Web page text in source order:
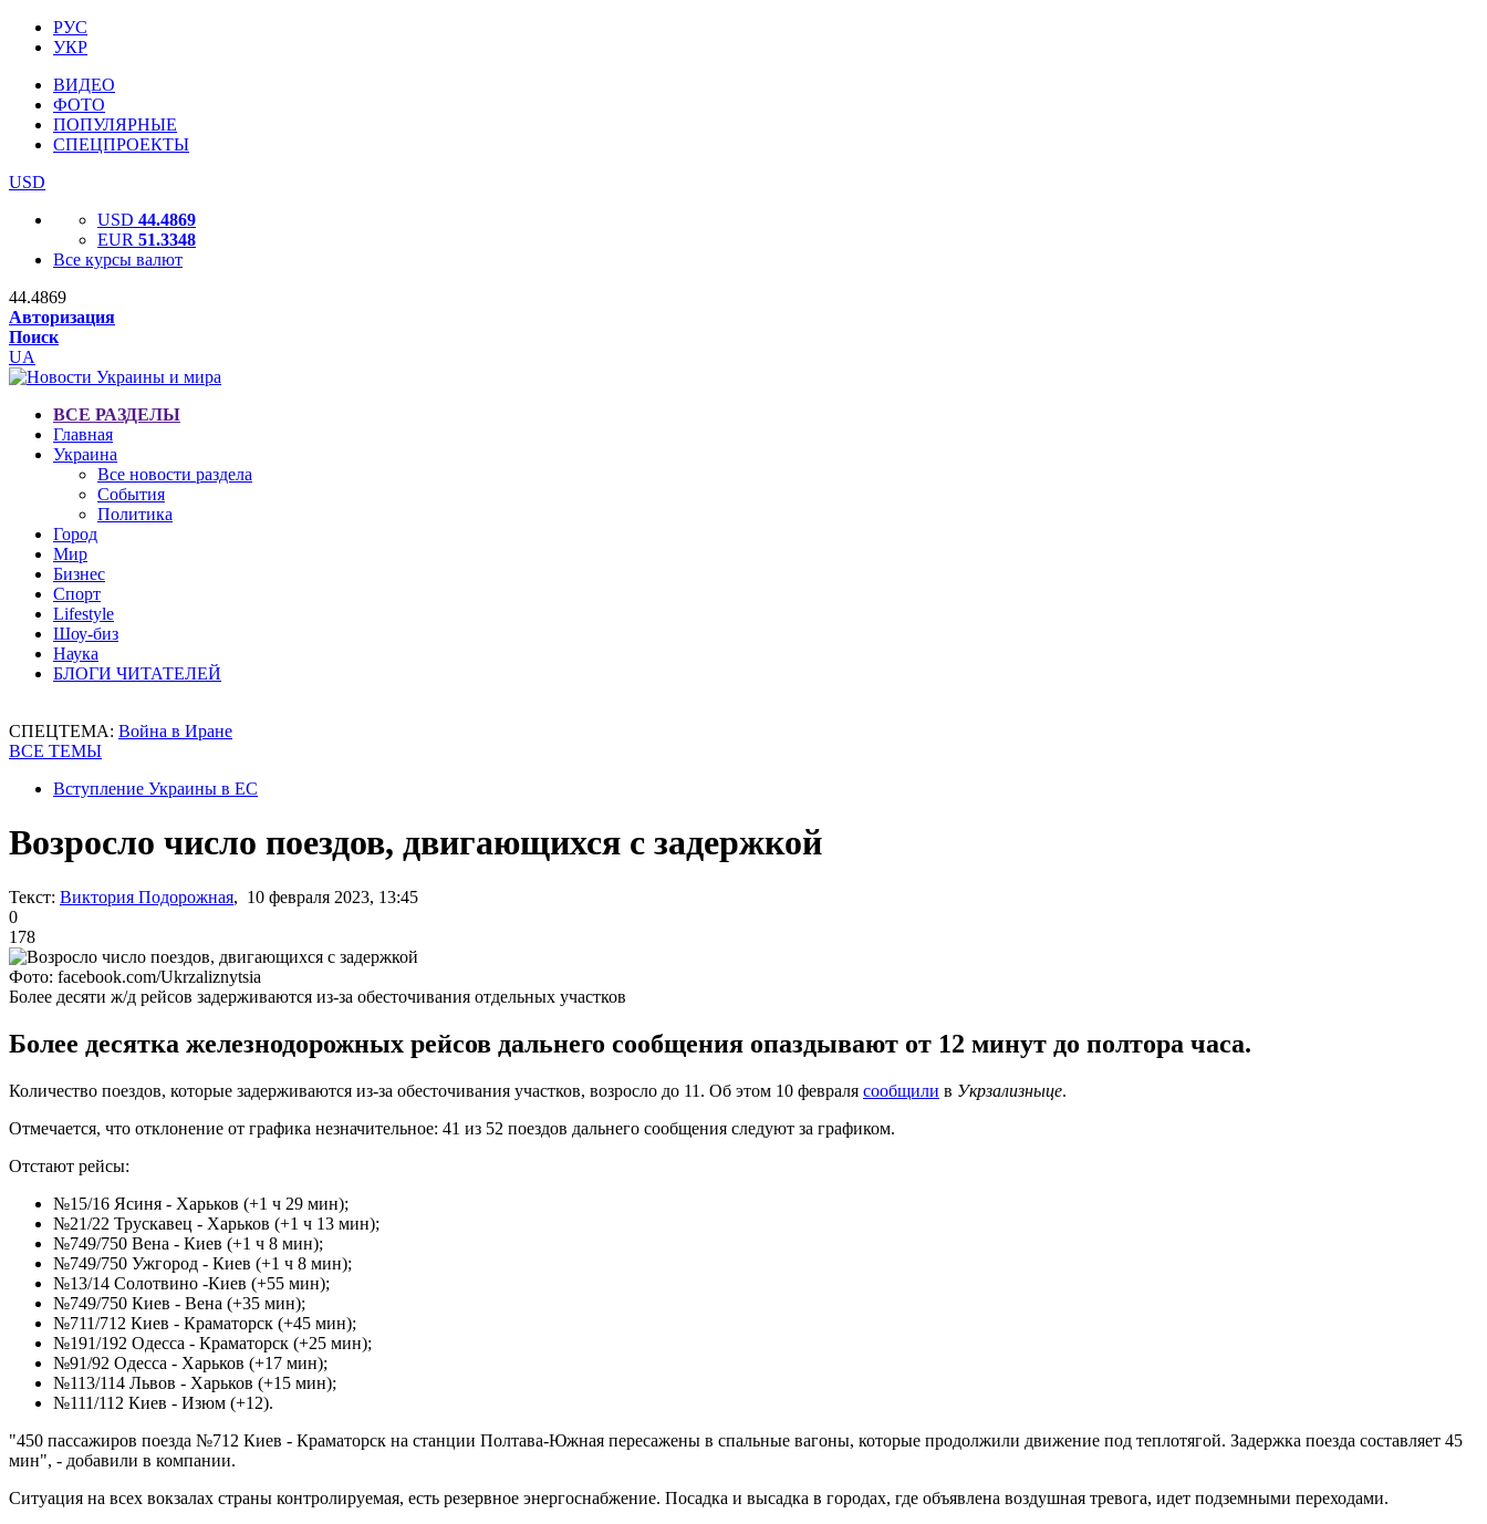
РУС
УКР
ВИДЕО
ФОТО
ПОПУЛЯРНЫЕ
СПЕЦПРОЕКТЫ
USD
USD 44.4869
EUR 51.3348
Все курсы валют
44.4869
Авторизация
Поиск
UA
ВСЕ РАЗДЕЛЫ
Главная
Украина
Все новости раздела
События
Политика
Город
Мир
Бизнес
Спорт
Lifestyle
Шоу-биз
Наука
БЛОГИ ЧИТАТЕЛЕЙ
СПЕЦТЕМА: Война в Иране
ВСЕ ТЕМЫ
Вступление Украины в ЕС
Возросло число поездов, двигающихся с задержкой
Текст: Виктория Подорожная, 10 февраля 2023, 13:45
0
178
Фото: facebook.com/Ukrzaliznytsia
Более десяти ж/д рейсов задерживаются из-за обесточивания отдельных участков
Более десятка железнодорожных рейсов дальнего сообщения опаздывают от 12 минут до полтора часа.
Количество поездов, которые задерживаются из-за обесточивания участков, возросло до 11. Об этом 10 февраля сообщили в Укрзализныце.
Отмечается, что отклонение от графика незначительное: 41 из 52 поездов дальнего сообщения следуют за графиком.
Отстают рейсы:
№15/16 Ясиня - Харьков (+1 ч 29 мин);
№21/22 Трускавец - Харьков (+1 ч 13 мин);
№749/750 Вена - Киев (+1 ч 8 мин);
№749/750 Ужгород - Киев (+1 ч 8 мин);
№13/14 Солотвино -Киев (+55 мин);
№749/750 Киев - Вена (+35 мин);
№711/712 Киев - Краматорск (+45 мин);
№191/192 Одесса - Краматорск (+25 мин);
№91/92 Одесса - Харьков (+17 мин);
№113/114 Львов - Харьков (+15 мин);
№111/112 Киев - Изюм (+12).
"450 пассажиров поезда №712 Киев - Краматорск на станции Полтава-Южная пересажены в спальные вагоны, которые продолжили движение под теплотягой. Задержка поезда составляет 45
мин", - добавили в компании.
Ситуация на всех вокзалах страны контролируемая, есть резервное энергоснабжение. Посадка и высадка в городах, где объявлена воздушная тревога, идет подземными переходами.